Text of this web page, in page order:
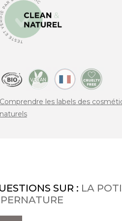
les labels des
SUR : LA